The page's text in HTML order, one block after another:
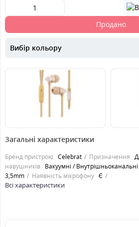
Продано
Вибір кольору
239 грн.
Загальні характеристики
Бренд пристрою Celebrat Призначення
навушників Вакуумні / Внутрішньоканальні
3,5mm
Наявність мікрофону Є
Всі характеристики